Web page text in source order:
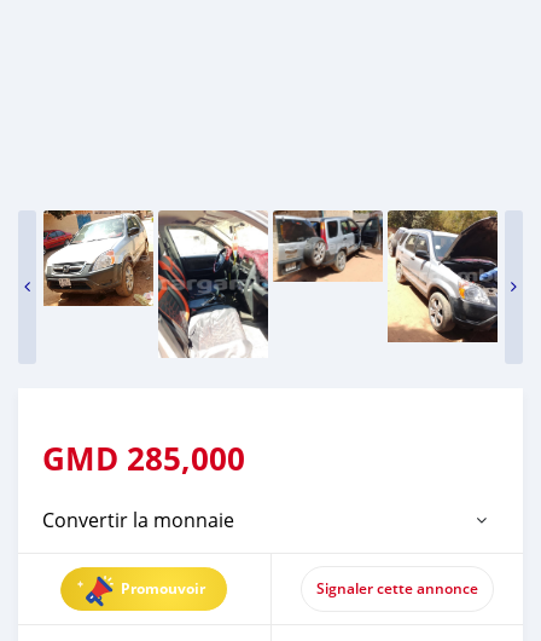
GMD 285,000
Convertir la monnaie
Promouvoir Signaler cette annonce